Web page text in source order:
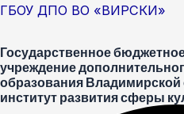
Перейти
содержимому
ГБОУ ДПО ВО «ВИРСКИ»
Государственное
учреждение
образования
институт развития сферы
Меню
Post